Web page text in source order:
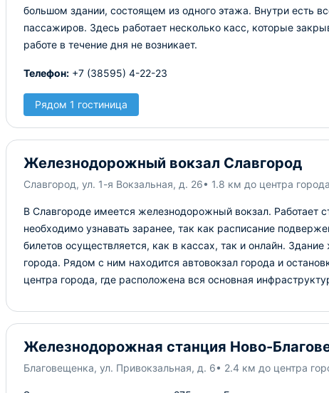
большом здании, состоящем из одного этажа. Внутри есть
пассажиров. Здесь работает несколько касс, которые
работе в течение дня не возникает.
Телефон: +7 (38595) 4-22-23
Рядом 1 гостиница
Железнодорожный вокзал Славгород
Славгород, ул. 1-я Вокзальная, д. 26• 1.8 км до центра города
В Славгороде имеется железнодорожный вокзал. Работает
необходимо узнавать заранее, так как расписание
билетов осуществляется, как в кассах, так и онлайн.
города. Рядом с ним находится автовокзал города и
центра города, где расположена вся основная
Железнодорожная станция Ново-
Благовещенка, ул. Привокзальная, д. 6• 2.4 км до центра